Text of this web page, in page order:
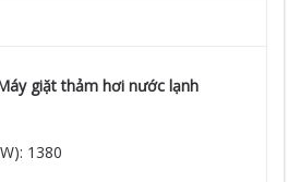
giặt thảm hơi nước lạnh
1380